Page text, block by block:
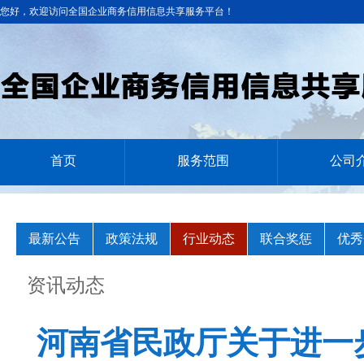
您好，欢迎访问全国企业商务信用信息共享服务平台！
首页 服务范围 公司
最新公告 政策法规 行业动态 联合奖惩 优
资讯动态
河南省民政厅关于进